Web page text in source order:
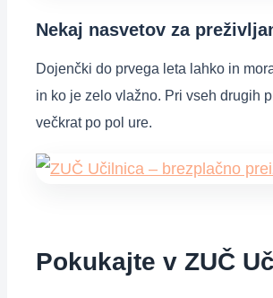
Nekaj nasvetov za
Dojenčki do prvega leta lahko in
in ko je zelo vlažno. Pri vseh drugih
večkrat po pol ure.
Pokukajte v ZUČ